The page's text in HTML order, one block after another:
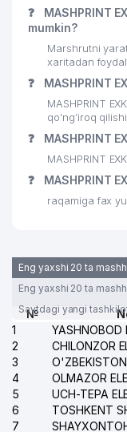
27
HOKIMIYATI
28 ASSORT
ELEMENT
XUSUSIY
30
31 VIKTORI
MEGA
34 URAMA
AMAZON
ILXOM
❓
MASHPRINT
mumkin?
Marshrutni
xaritadan
❓ MASHPRINT
MASHPRINT
qo’ng’iroq
❓ MASHPRINT
MASHPRINT
❓ MASHPRINT
raqamiga fax
Eng yaxshi 20 ta
Eng yaxshi 20 ta
Saytdagi yangi
№
1
2
3
4
5
6
7